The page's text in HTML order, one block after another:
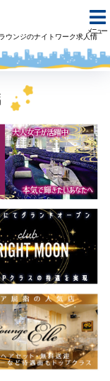
メニュー
ウンジのナイトワーク求人情
・求人